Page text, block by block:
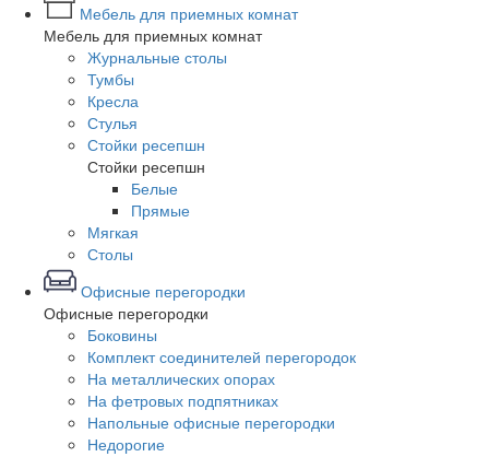
Мебель для приемных комнат
Мебель для приемных комнат
Журнальные столы
Тумбы
Кресла
Стулья
Стойки ресепшн
Стойки ресепшн
Белые
Прямые
Мягкая
Столы
Офисные перегородки
Офисные перегородки
Боковины
Комплект соединителей перегородок
На металлических опорах
На фетровых подпятниках
Напольные офисные перегородки
Недорогие